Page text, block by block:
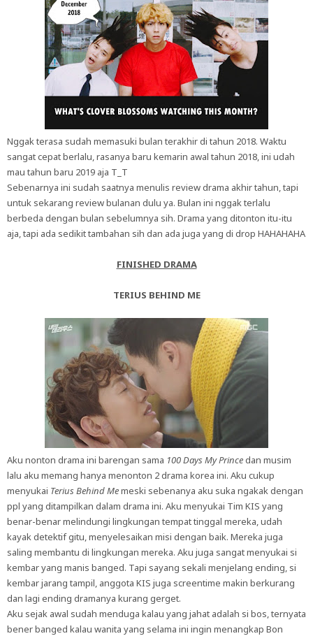
Nggak terasa sudah memasuki bulan terakhir di tahun 2018. Waktu
sangat cepat berlalu, rasanya baru kemarin awal tahun 2018, ini udah
mau tahun baru 2019 aja T_T
Sebenarnya ini sudah saatnya menulis review drama akhir tahun, tapi
untuk sekarang review bulanan dulu ya. Bulan ini nggak terlalu
berbeda dengan bulan sebelumnya sih. Drama yang ditonton itu-itu
aja, tapi ada sedikit tambahan sih dan ada juga yang di drop HAHAHAHA
FINISHED DRAMA
TERIUS BEHIND ME
Aku nonton drama ini barengan sama 100 Days My Princedan musim
lalu aku memang hanya menonton 2 drama korea ini. Aku cukup
menyukai Terius Behind Memeski sebenanya aku suka ngakak dengan
ppl yang ditampilkan dalam drama ini. Aku menyukai Tim KIS yang
benar-benar melindungi lingkungan tempat tinggal mereka, udah
kayak detektif gitu, menyelesaikan misi dengan baik. Mereka juga
saling membantu di lingkungan mereka. Aku juga sangat menyukai si
kembar yang manis banged. Tapi sayang sekali menjelang ending, si
kembar jarang tampil, anggota KIS juga screentime makin berkurang
dan lagi ending dramanya kurang gerget.
Aku sejak awal sudah menduga kalau yang jahat adalah si bos, ternyata
bener banged kalau wanita yang selama ini ingin menangkap Bon